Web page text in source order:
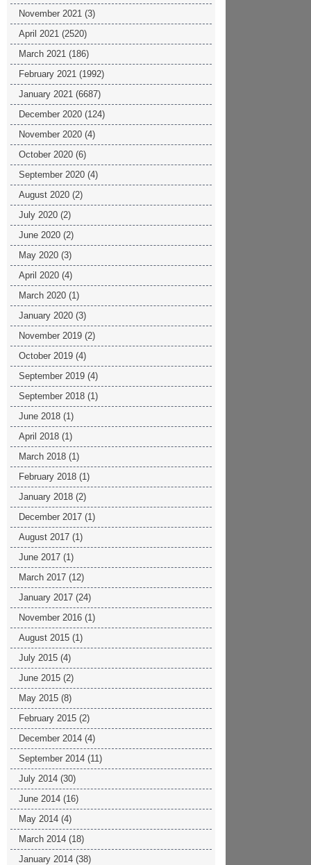
November 2021 (3)
April 2021 (2520)
March 2021 (186)
February 2021 (1992)
January 2021 (6687)
December 2020 (124)
November 2020 (4)
October 2020 (6)
September 2020 (4)
August 2020 (2)
July 2020 (2)
June 2020 (2)
May 2020 (3)
April 2020 (4)
March 2020 (1)
January 2020 (3)
November 2019 (2)
October 2019 (4)
September 2019 (4)
September 2018 (1)
June 2018 (1)
April 2018 (1)
March 2018 (1)
February 2018 (1)
January 2018 (2)
December 2017 (1)
August 2017 (1)
June 2017 (1)
March 2017 (12)
January 2017 (24)
November 2016 (1)
August 2015 (1)
July 2015 (4)
June 2015 (2)
May 2015 (8)
February 2015 (2)
December 2014 (4)
September 2014 (11)
July 2014 (30)
June 2014 (16)
May 2014 (4)
March 2014 (18)
January 2014 (38)